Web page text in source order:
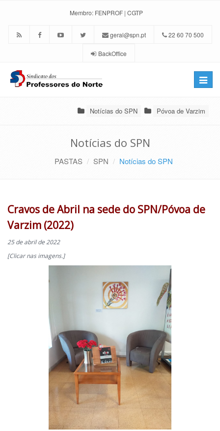
Membro: FENPROF | CGTP
geral@spn.pt 22 60 70 500
BackOffice
Toggle
Notícias do SPN Póvoa de Varzim
Notícias do SPN
PASTAS SPN Notícias do SPN
Cravos de Abril na sede do SPN/Póvoa de
Varzim (2022)
25 de abril de 2022
[Clicar nas imagens.]